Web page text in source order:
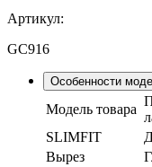
Артикул:
GC916
Особенности
Модель товара
SLIMFIT
Вырез